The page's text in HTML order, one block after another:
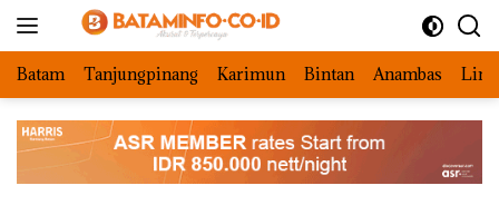
Batam Tanjungpinang Karimun Bintan Anambas